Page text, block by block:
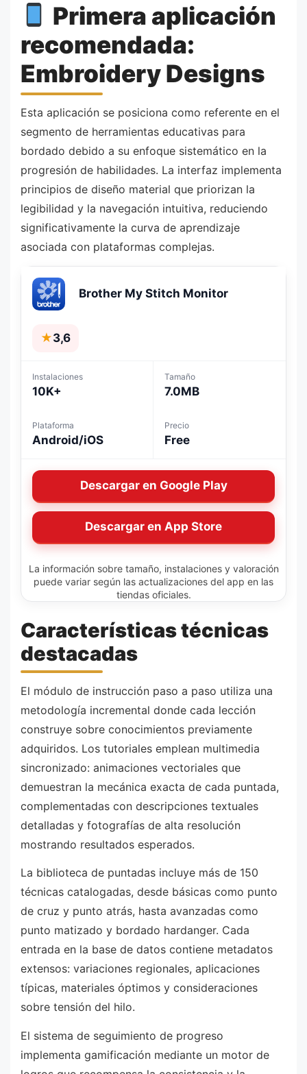
Primera aplicación
recomendada:
Embroidery Designs
Esta aplicación se posiciona como referente en el
segmento de herramientas educativas para
bordado debido a su enfoque sistemático en la
progresión de habilidades. La interfaz implementa
principios de diseño material que priorizan la
legibilidad y la navegación intuitiva, reduciendo
significativamente la curva de aprendizaje
asociada con plataformas complejas.
Brother My Stitch Monitor
★3,6
Instalaciones
10K+
Tamaño
7.0MB
Plataforma
Android/iOS
Precio
Free
Descargar en Google Play
Descargar en App Store
La información sobre tamaño, instalaciones y valoración
puede variar según las actualizaciones del app en las
tiendas oficiales.
Características técnicas
destacadas
El módulo de instrucción paso a paso utiliza una
metodología incremental donde cada lección
construye sobre conocimientos previamente
adquiridos. Los tutoriales emplean multimedia
sincronizado: animaciones vectoriales que
demuestran la mecánica exacta de cada puntada,
complementadas con descripciones textuales
detalladas y fotografías de alta resolución
mostrando resultados esperados.
La biblioteca de puntadas incluye más de 150
técnicas catalogadas, desde básicas como punto
de cruz y punto atrás, hasta avanzadas como
punto matizado y bordado hardanger. Cada
entrada en la base de datos contiene metadatos
extensos: variaciones regionales, aplicaciones
típicas, materiales óptimos y consideraciones
sobre tensión del hilo.
El sistema de seguimiento de progreso
implementa gamificación mediante un motor de